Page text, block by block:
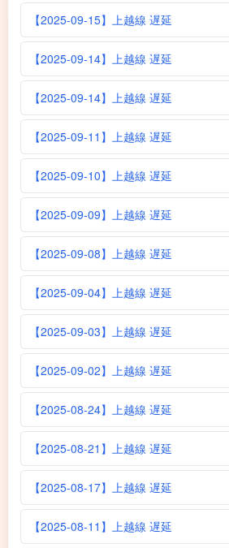
【2025-09-15】上越線 遅延
【2025-09-14】上越線 遅延
【2025-09-14】上越線 遅延
【2025-09-11】上越線 遅延
【2025-09-10】上越線 遅延
【2025-09-09】上越線 遅延
【2025-09-08】上越線 遅延
【2025-09-04】上越線 遅延
【2025-09-03】上越線 遅延
【2025-09-02】上越線 遅延
【2025-08-24】上越線 遅延
【2025-08-21】上越線 遅延
【2025-08-17】上越線 遅延
【2025-08-11】上越線 遅延